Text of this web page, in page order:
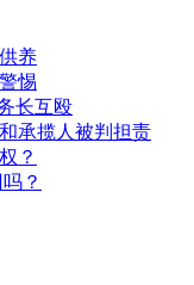
养
惕
长互殴
承揽人被判担责
？
？